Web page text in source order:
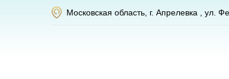
Московская область, г. Апрелевка , ул.